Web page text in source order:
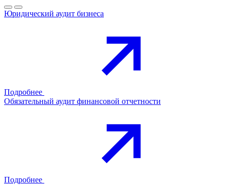
Юридический аудит бизнеса
Подробнее
Обязательный аудит финансовой отчетности
Подробнее